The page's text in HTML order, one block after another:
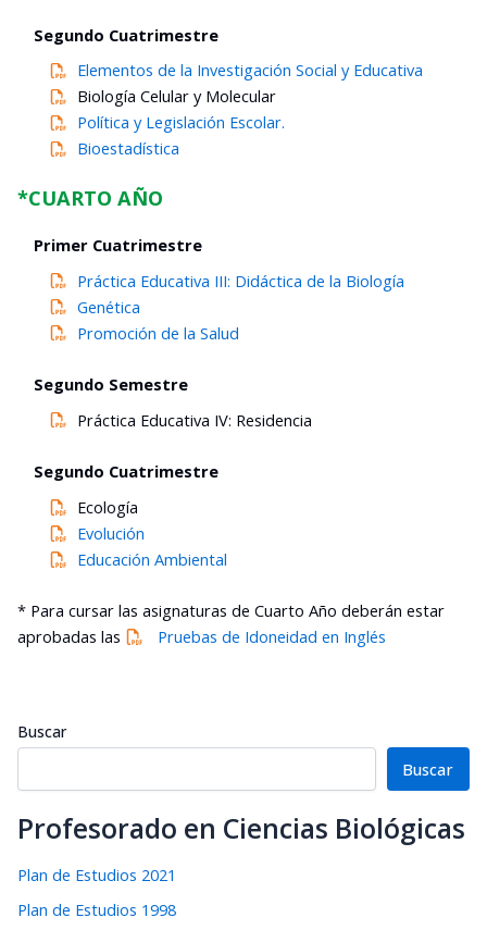
Segundo Cuatrimestre
Elementos de la Investigación Social y Educativa
Biología Celular y Molecular
Política y Legislación Escolar.
Bioestadística
*CUARTO AÑO
Primer Cuatrimestre
Práctica Educativa III: Didáctica de la Biología
Genética
Promoción de la Salud
Segundo Semestre
Práctica Educativa IV: Residencia
Segundo Cuatrimestre
Ecología
Evolución
Educación Ambiental
* Para cursar las asignaturas de Cuarto Año deberán estar
aprobadas las
Pruebas de Idoneidad en Inglés
Buscar
Buscar
Profesorado en Ciencias Biológicas
Plan de Estudios 2021
Plan de Estudios 1998